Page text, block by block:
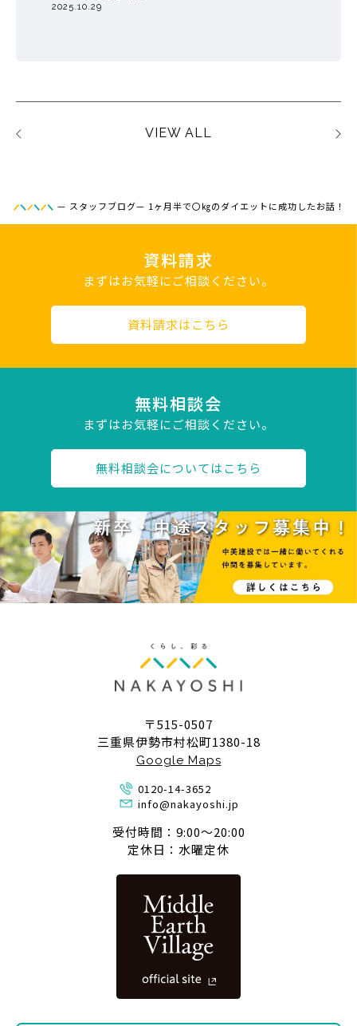
2025.10.29
VIEW ALL
— スタッフブログ— 1ヶ月半で〇㎏のダイエットに成功したお話！
資料請求
まずはお気軽にご相談ください。
資料請求はこちら
無料相談会
まずはお気軽にご相談ください。
無料相談会についてはこちら
〒515-0507
三重県伊勢市村松町1380-18
Google Maps
0120-14-3652
info@nakayoshi.jp
受付時間：9:00〜20:00
定休日：水曜定休